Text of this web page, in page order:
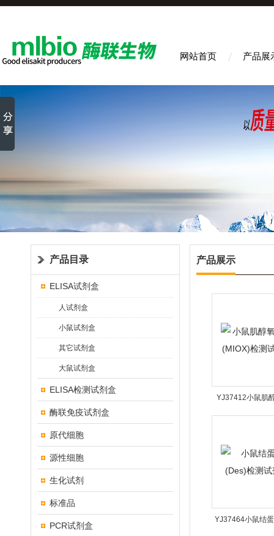
网站首页 产品展
产品目录
ELISA试剂盒
人试剂盒
小鼠试剂盒
其它试剂盒
大鼠试剂盒
ELISA检测试剂盒
酶联免疫试剂盒
原代细胞
源性细胞
生化试剂
标准品
PCR试剂盒
产品展示
YJ37412小鼠肌
(MIOX)检测
YJ37464小鼠结